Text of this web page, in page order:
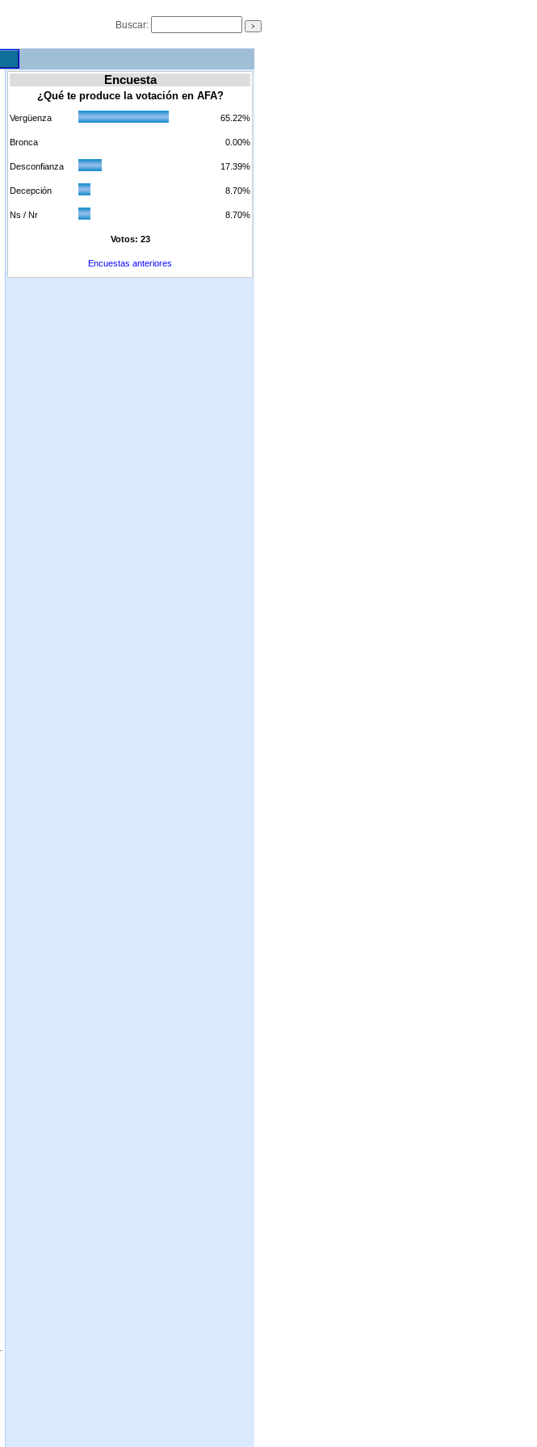
Buscar:
Encuesta
¿Qué te produce la votación en AFA?
Vergüenza 65.22%
Bronca 0.00%
Desconfianza 17.39%
Decepción 8.70%
Ns / Nr 8.70%
Votos: 23
Encuestas anteriores